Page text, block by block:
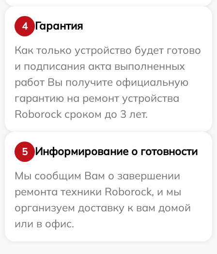
4
Гарантия
Как только устройство будет готово
и подписания акта выполненных
работ Вы получите официальную
гарантию на ремонт устройства
Roborock сроком до 3 лет.
5
Информирование о готовности
Мы сообщим Вам о завершении
ремонта техники Roborock, и мы
организуем доставку к вам домой
или в офис.